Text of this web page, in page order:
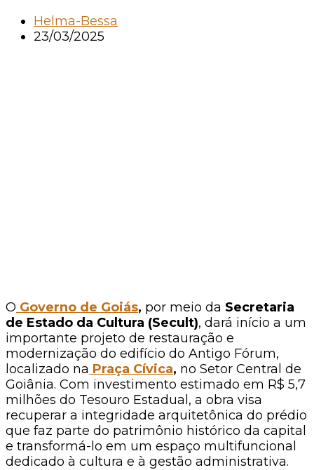
Helma-Bessa
23/03/2025
O Governo de Goiás, por meio da Secretaria
de Estado da Cultura (Secult), dará início a um
importante projeto de restauração e
modernização do edifício do Antigo Fórum,
localizado na Praça Cívica, no Setor Central de
Goiânia. Com investimento estimado em R$ 5,7
milhões do Tesouro Estadual, a obra visa
recuperar a integridade arquitetônica do prédio
que faz parte do patrimônio histórico da capital
e transformá-lo em um espaço multifuncional
dedicado à cultura e à gestão administrativa.